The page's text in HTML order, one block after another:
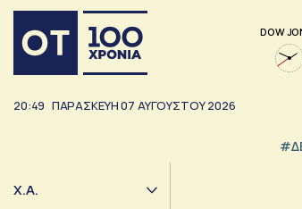
DOW
20:49 ΠΑΡΑΣΚΕΥΗ07 ΑΥΓΟΥΣΤΟΥ2026
Χ.Α.